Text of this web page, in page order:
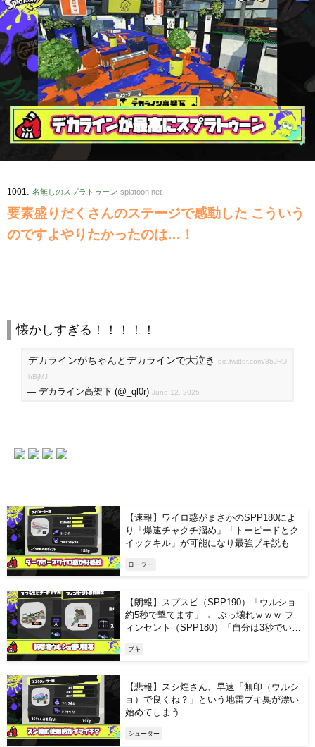
1001: 名無しのスプラトゥーン splatoon.net
要素盛りだくさんのステージで感動した こういう
のですよやりたかったのは…！
懐かしすぎる！！！！！
デカラインがちゃんとデカラインで大泣き
pic.twitter.com/8bJRU
hBjMJ
— デカライン高架下 (@_ql0r) June 12, 2025
【速報】ワイロ惑がまさかのSPP180によ
り「爆速チャクチ溜め」「トーピードとク
イックキル」が可能になり最強ブキ説も
ローラー
【朗報】スプスピ（SPP190）「ウルショ
約5秒で撃てます」 ← ぶっ壊れｗｗｗ フ
ィンセント（SPP180）「自分は3秒でいけ
ブキ
【悲報】スシ煌さん、早速「無印（ウルシ
ョ）で良くね？」という地雷ブキ臭が漂い
始めてしまう
シューター